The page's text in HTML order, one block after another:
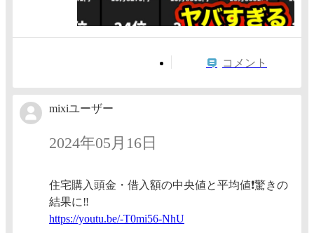
コメント
mixiユーザー
2024年05月16日
住宅購入頭金・借入額の中央値と平均値❗️驚きの
結果に‼️
https://youtu.be/-T0mi56-NhU